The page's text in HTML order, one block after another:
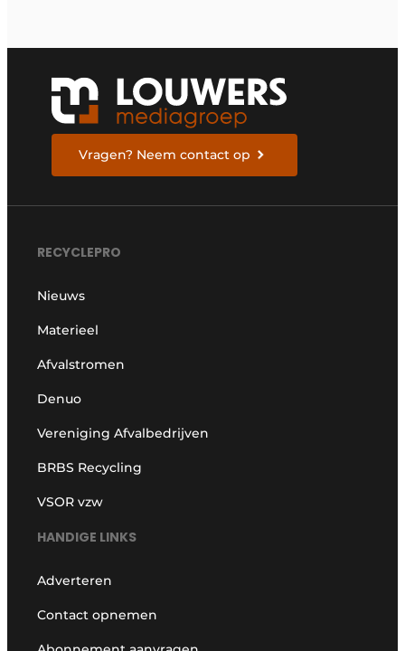
Vragen? Neem contact op
RECYCLEPRO
Nieuws
Materieel
Afvalstromen
Denuo
Vereniging Afvalbedrijven
BRBS Recycling
VSOR vzw
HANDIGE LINKS
Adverteren
Contact opnemen